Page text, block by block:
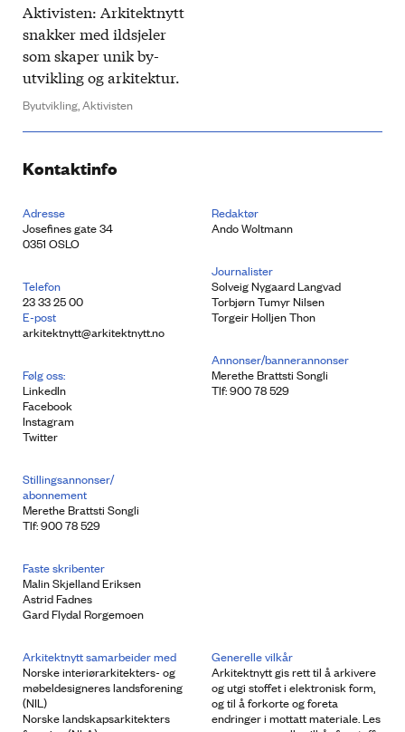
Aktivisten: Arkitekt­nytt
snakker med ild­sjeler
som skaper unik by­
utvikling og arkitektur.
Byutvikling,Aktivisten
Kontaktinfo
Adresse
Josefines gate 34
0351 OSLO
Telefon
23 33 25 00
E-post
arkitektnytt@arkitektnytt.no
Følg oss:
LinkedIn
Facebook
Instagram
Twitter
Redaktør
Ando Woltmann
Journalister
Solveig Nygaard Langvad
Torbjørn Tumyr Nilsen
Torgeir Holljen Thon
Annonser/bannerannonser
Merethe Brattsti Songli
Tlf: 900 78 529
Stillingsannonser/
abonnement
Merethe Brattsti Songli
Tlf: 900 78 529
Faste skribenter
Malin Skjelland Eriksen
Astrid Fadnes
Gard Flydal Rorgemoen
Arkitektnytt samarbeider med
Norske interiørarkitekters- og
møbeldesigneres landsforening
(NIL)
Norske landskapsarkitekters
Generelle vilkår
Arkitektnytt gis rett til å arkivere
og utgi stoffet i elektronisk form,
og til å forkorte og foreta
endringer i mottatt materiale. Les